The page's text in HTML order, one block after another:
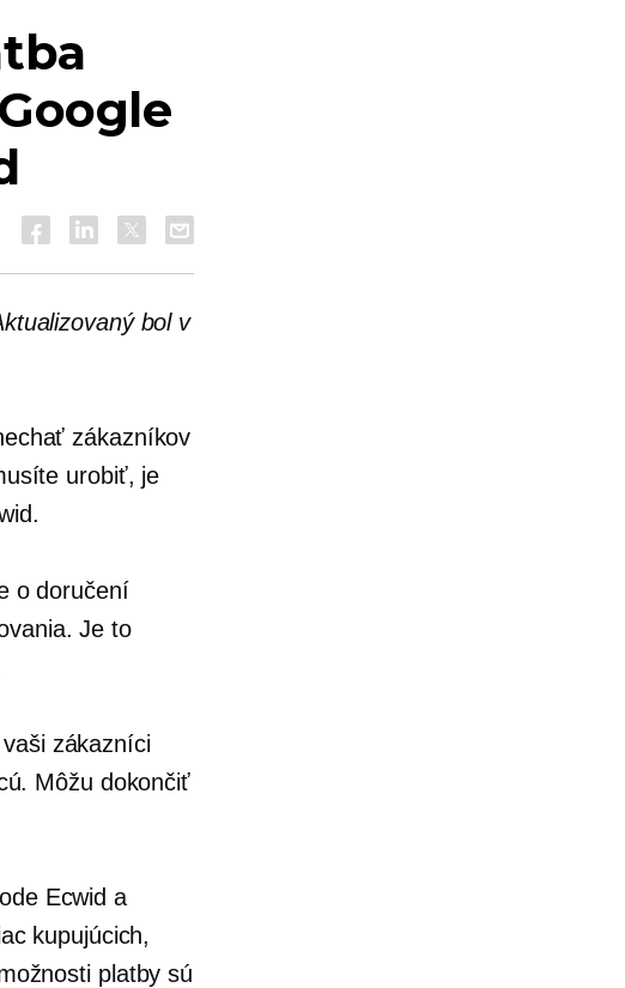
bol v
zákazníkov
urobiť, je
o doručení
Je to
zákazníci
Môžu dokončiť
Ecwid a
kupujúcich,
platby sú